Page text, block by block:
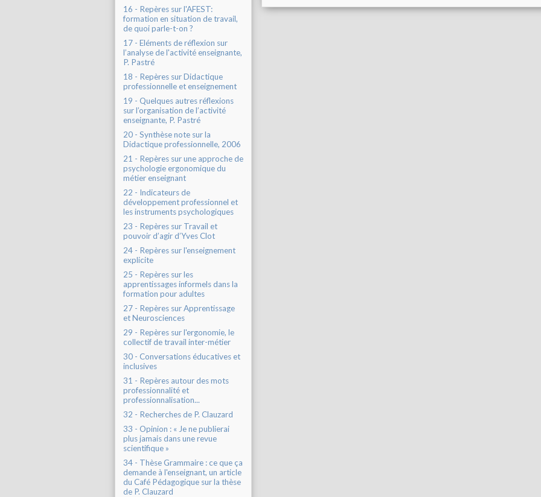
16 - Repères sur l'AFEST:
formation en situation de travail,
de quoi parle-t-on ?
17 - Eléments de réflexion sur
l’analyse de l'activité enseignante,
P. Pastré
18 - Repères sur Didactique
professionnelle et enseignement
19 - Quelques autres réflexions
sur l’organisation de l’activité
enseignante, P. Pastré
20 - Synthèse note sur la
Didactique professionnelle, 2006
21 - Repères sur une approche de
psychologie ergonomique du
métier enseignant
22 - Indicateurs de
développement professionnel et
les instruments psychologiques
23 - Repères sur Travail et
pouvoir d’agir d’Yves Clot
24 - Repères sur l'enseignement
explicite
25 - Repères sur les
apprentissages informels dans la
formation pour adultes
27 - Repères sur Apprentissage
et Neurosciences
29 - Repères sur l'ergonomie, le
collectif de travail inter-métier
30 - Conversations éducatives et
inclusives
31 - Repères autour des mots
professionnalité et
professionnalisation...
32 - Recherches de P. Clauzard
33 - Opinion : « Je ne publierai
plus jamais dans une revue
scientifique »
34 - Thèse Grammaire : ce que ça
demande à l'enseignant, un article
du Café Pédagogique sur la thèse
de P. Clauzard